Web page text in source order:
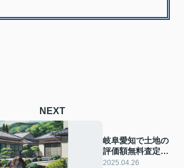
NEXT
岐阜愛知で土地の
評価額無料査定！
売却成功のポイン
2025.04.26